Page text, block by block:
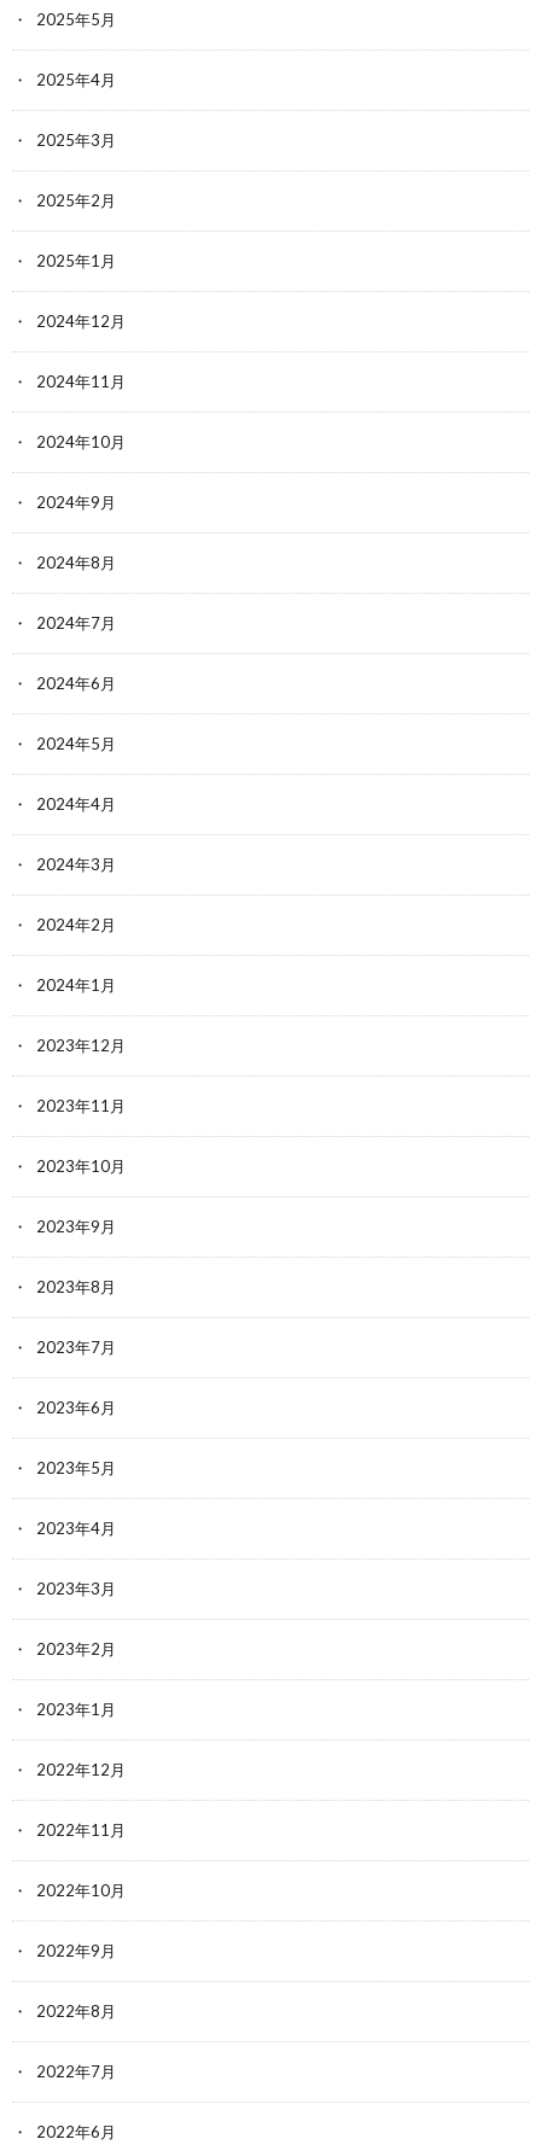
2025年5月
2025年4月
2025年3月
2025年2月
2025年1月
2024年12月
2024年11月
2024年10月
2024年9月
2024年8月
2024年7月
2024年6月
2024年5月
2024年4月
2024年3月
2024年2月
2024年1月
2023年12月
2023年11月
2023年10月
2023年9月
2023年8月
2023年7月
2023年6月
2023年5月
2023年4月
2023年3月
2023年2月
2023年1月
2022年12月
2022年11月
2022年10月
2022年9月
2022年8月
2022年7月
2022年6月